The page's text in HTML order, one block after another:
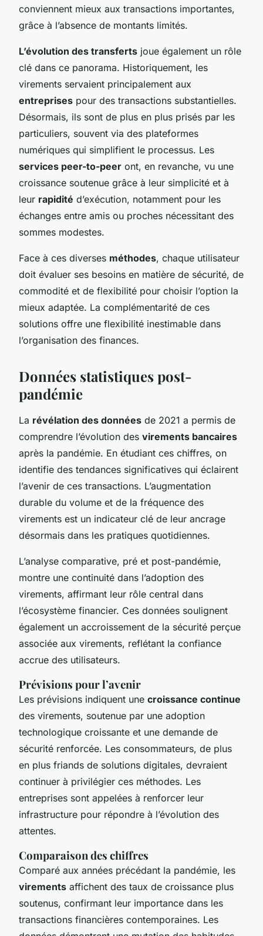
conviennent mieux aux transactions importantes,
grâce à l’absence de montants limités.
L’évolution des transferts joue également un rôle
clé dans ce panorama. Historiquement, les
virements servaient principalement aux
entreprises pour des transactions substantielles.
Désormais, ils sont de plus en plus prisés par les
particuliers, souvent via des plateformes
numériques qui simplifient le processus. Les
services peer-to-peer ont, en revanche, vu une
croissance soutenue grâce à leur simplicité et à
leur rapidité d’exécution, notamment pour les
échanges entre amis ou proches nécessitant des
sommes modestes.
Face à ces diverses méthodes, chaque utilisateur
doit évaluer ses besoins en matière de sécurité, de
commodité et de flexibilité pour choisir l’option la
mieux adaptée. La complémentarité de ces
solutions offre une flexibilité inestimable dans
l’organisation des finances.
Données statistiques post-
pandémie
La révélation des données de 2021 a permis de
comprendre l’évolution des virements bancaires
après la pandémie. En étudiant ces chiffres, on
identifie des tendances significatives qui éclairent
l’avenir de ces transactions. L’augmentation
durable du volume et de la fréquence des
virements est un indicateur clé de leur ancrage
désormais dans les pratiques quotidiennes.
L’analyse comparative, pré et post-pandémie,
montre une continuité dans l’adoption des
virements, affirmant leur rôle central dans
l’écosystème financier. Ces données soulignent
également un accroissement de la sécurité perçue
associée aux virements, reflétant la confiance
accrue des utilisateurs.
Prévisions pour l’avenir
Les prévisions indiquent une croissance continue
des virements, soutenue par une adoption
technologique croissante et une demande de
sécurité renforcée. Les consommateurs, de plus
en plus friands de solutions digitales, devraient
continuer à privilégier ces méthodes. Les
entreprises sont appelées à renforcer leur
infrastructure pour répondre à l’évolution des
attentes.
Comparaison des chiffres
Comparé aux années précédant la pandémie, les
virements affichent des taux de croissance plus
soutenus, confirmant leur importance dans les
transactions financières contemporaines. Les